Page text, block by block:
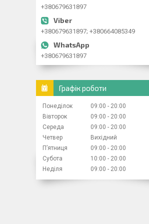
+380679631897
+380679631897; +380664085349
+380679631897
Графік роботи
Понеділок 09:00
20:00
Вівторок
09:00
20:00
Середа
09:00
20:00
Четвер
Вихідний
Пʼятниця
09:00
20:00
Субота
10:00
20:00
Неділя
09:00 20:00